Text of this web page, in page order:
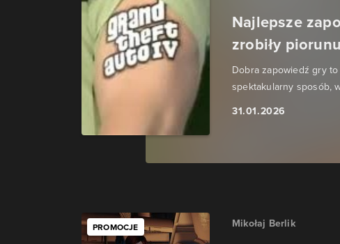
Najlepsze
zrobiły
Dobra zapowiedź gry
spektakularny sposób,
31.01.2026
PROMOCJE Mikołaj Berlik